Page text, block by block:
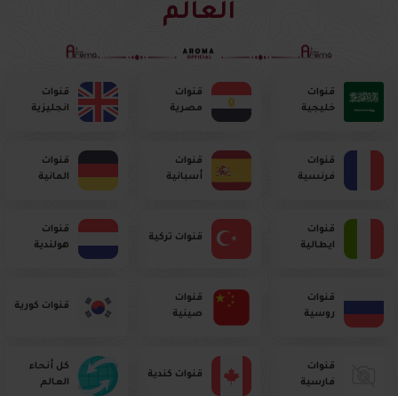
العالم
قنوات
خليجية
قنوات
مصرية
قنوات
انجليزية
قنوات
فرنسية
قنوات
أسبانية
قنوات
المانية
قنوات
ايطالية
قنوات تركية
قنوات
هولندية
قنوات
روسية
قنوات
صينية
قنوات كورية
قنوات
فارسية
قنوات كندية
كل أنحاء
العالم